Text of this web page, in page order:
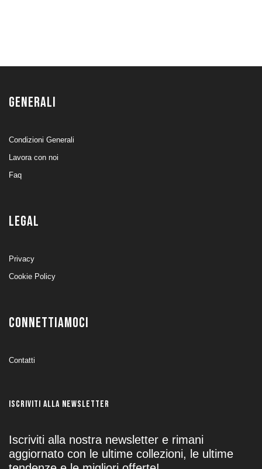
GENERALI
Condizioni Generali
Lavora con noi
Faq
LEGAL
Privacy
Cookie Policy
CONNETTIAMOCI
Contatti
ISCRIVITI ALLA NEWSLETTER
Iscriviti alla nostra newsletter e rimani
aggiornato con le ultime collezioni, le ultime